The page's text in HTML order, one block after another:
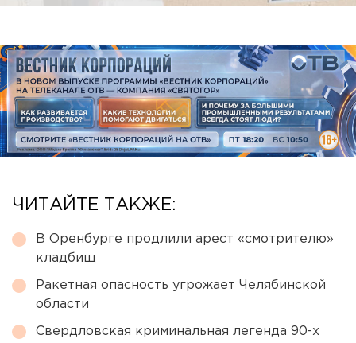
ЧИТАЙТЕ ТАКЖЕ:
В Оренбурге продлили арест «смотрителю»
кладбищ
Ракетная опасность угрожает Челябинской
области
Свердловская криминальная легенда 90-х